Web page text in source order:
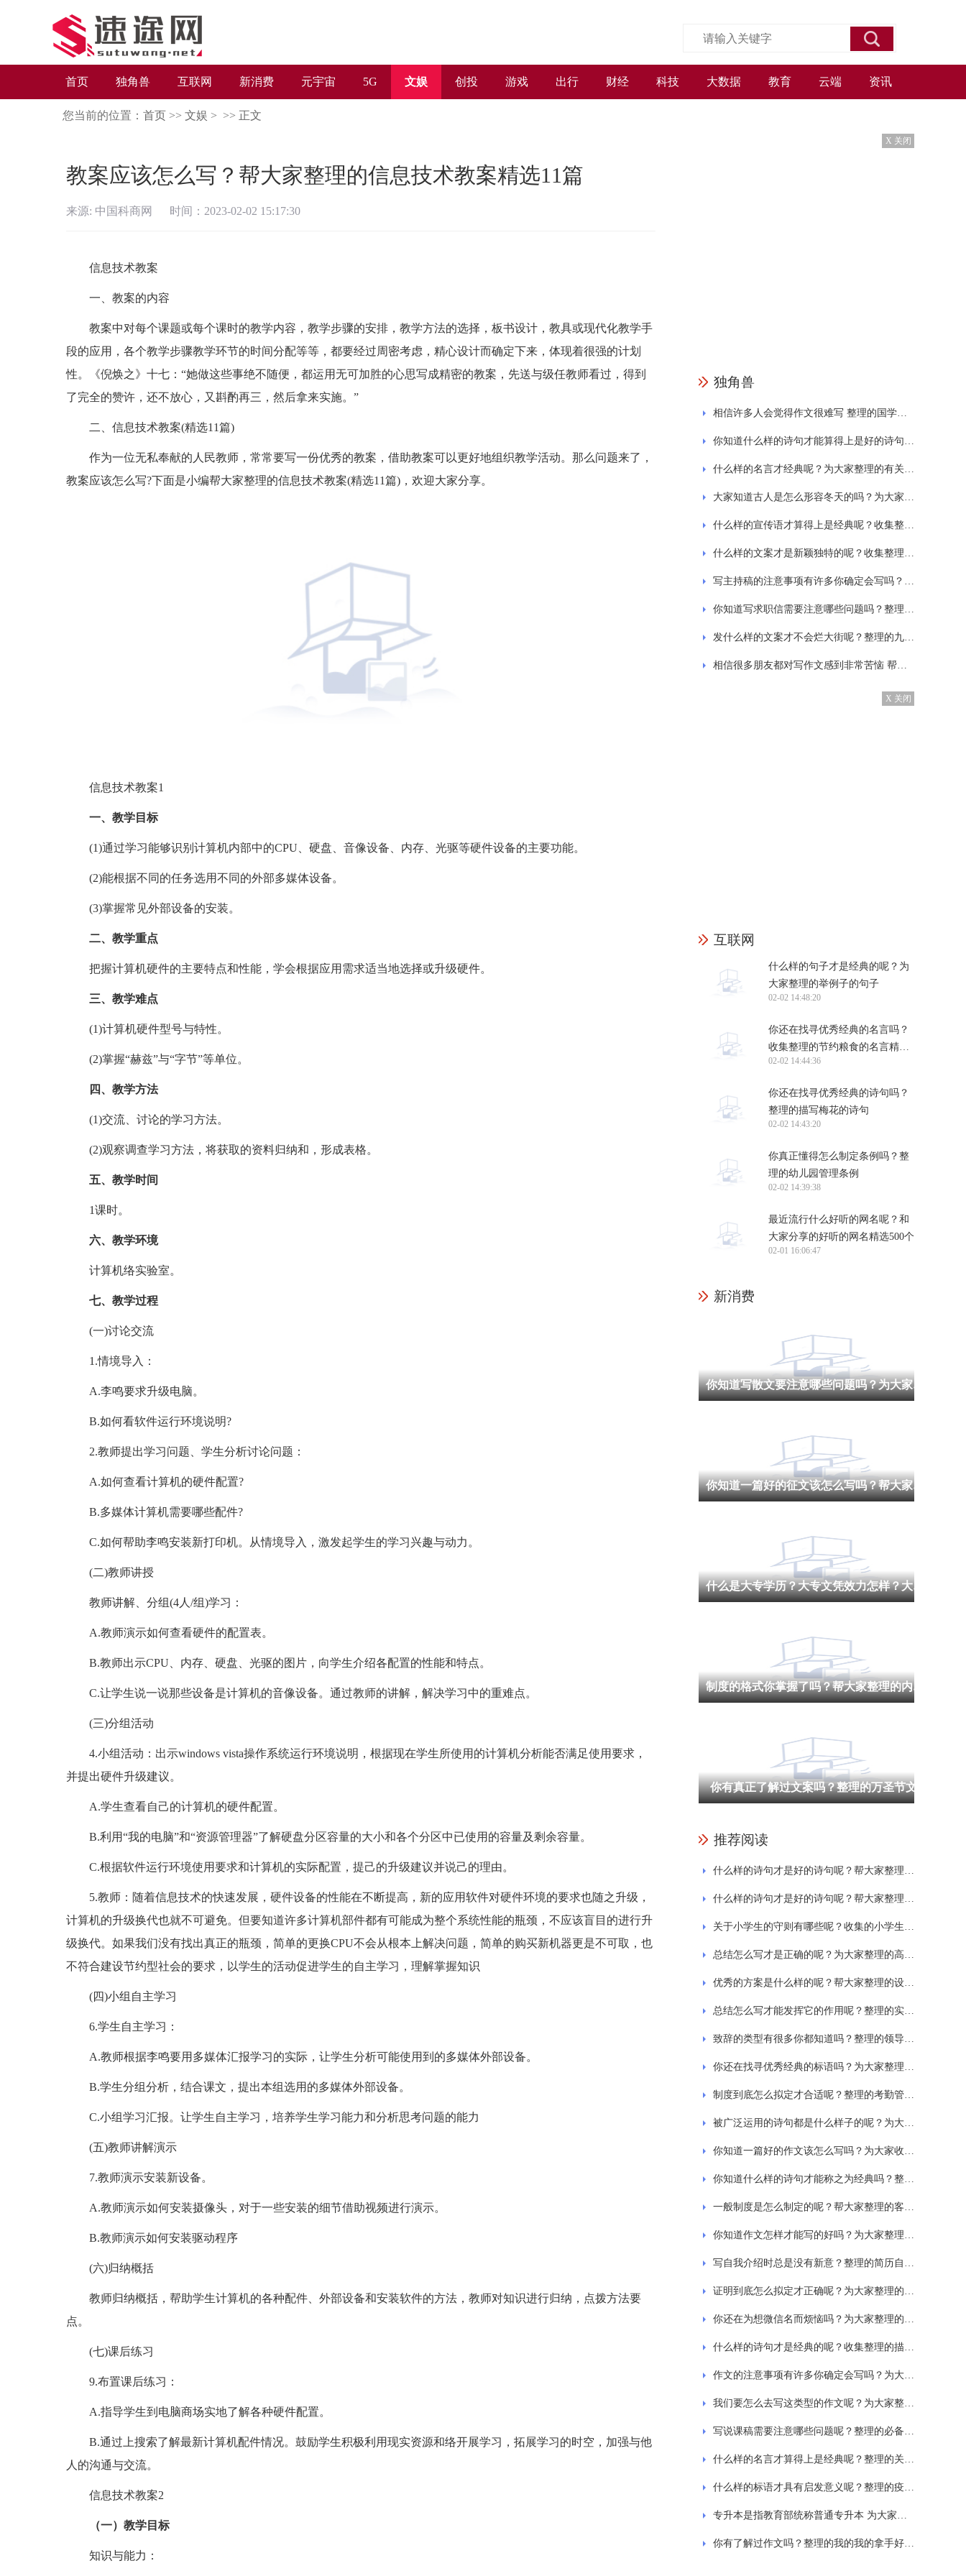
首页 独角兽 互联网 新消费 元宇宙 5G 文娱 创投 游戏 出行 财经 科技 大数据 教育 云端 资讯
您当前的位置： 首页 >> 文娱 > >> 正文
教案应该怎么写？帮大家整理的信息技术教案精选11篇
来源: 中国科商网 时间：2023-02-02 15:17:30
信息技术教案
一、教案的内容
教案中对每个课题或每个课时的教学内容，教学步骤的安排，教学方法的选择，板书设计，教具或现代化教学手
段的应用，各个教学步骤教学环节的时间分配等等，都要经过周密考虑，精心设计而确定下来，体现着很强的计划
性。《倪焕之》十七：“她做这些事绝不随便，都运用无可加胜的心思写成精密的教案，先送与级任教师看过，得到
了完全的赞许，还不放心，又斟酌再三，然后拿来实施。”
二、信息技术教案(精选11篇)
作为一位无私奉献的人民教师，常常要写一份优秀的教案，借助教案可以更好地组织教学活动。那么问题来了，
教案应该怎么写?下面是小编帮大家整理的信息技术教案(精选11篇)，欢迎大家分享。
信息技术教案1
一、教学目标
(1)通过学习能够识别计算机内部中的CPU、硬盘、音像设备、内存、光驱等硬件设备的主要功能。
(2)能根据不同的任务选用不同的外部多媒体设备。
(3)掌握常见外部设备的安装。
二、教学重点
把握计算机硬件的主要特点和性能，学会根据应用需求适当地选择或升级硬件。
三、教学难点
(1)计算机硬件型号与特性。
(2)掌握“赫兹”与“字节”等单位。
四、教学方法
(1)交流、讨论的学习方法。
(2)观察调查学习方法，将获取的资料归纳和，形成表格。
五、教学时间
1课时。
六、教学环境
计算机络实验室。
七、教学过程
(一)讨论交流
1.情境导入：
A.李鸣要求升级电脑。
B.如何看软件运行环境说明?
2.教师提出学习问题、学生分析讨论问题：
A.如何查看计算机的硬件配置?
B.多媒体计算机需要哪些配件?
C.如何帮助李鸣安装新打印机。从情境导入，激发起学生的学习兴趣与动力。
(二)教师讲授
教师讲解、分组(4人/组)学习：
A.教师演示如何查看硬件的配置表。
B.教师出示CPU、内存、硬盘、光驱的图片，向学生介绍各配置的性能和特点。
C.让学生说一说那些设备是计算机的音像设备。通过教师的讲解，解决学习中的重难点。
(三)分组活动
4.小组活动：出示windows vista操作系统运行环境说明，根据现在学生所使用的计算机分析能否满足使用要求，
并提出硬件升级建议。
A.学生查看自己的计算机的硬件配置。
B.利用“我的电脑”和“资源管理器”了解硬盘分区容量的大小和各个分区中已使用的容量及剩余容量。
C.根据软件运行环境使用要求和计算机的实际配置，提己的升级建议并说己的理由。
5.教师：随着信息技术的快速发展，硬件设备的性能在不断提高，新的应用软件对硬件环境的要求也随之升级，
计算机的升级换代也就不可避免。但要知道许多计算机部件都有可能成为整个系统性能的瓶颈，不应该盲目的进行升
级换代。如果我们没有找出真正的瓶颈，简单的更换CPU不会从根本上解决问题，简单的购买新机器更是不可取，也
不符合建设节约型社会的要求，以学生的活动促进学生的自主学习，理解掌握知识
(四)小组自主学习
6.学生自主学习：
A.教师根据李鸣要用多媒体汇报学习的实际，让学生分析可能使用到的多媒体外部设备。
B.学生分组分析，结合课文，提出本组选用的多媒体外部设备。
C.小组学习汇报。让学生自主学习，培养学生学习能力和分析思考问题的能力
(五)教师讲解演示
7.教师演示安装新设备。
A.教师演示如何安装摄像头，对于一些安装的细节借助视频进行演示。
B.教师演示如何安装驱动程序
(六)归纳概括
教师归纳概括，帮助学生计算机的各种配件、外部设备和安装软件的方法，教师对知识进行归纳，点拨方法要
点。
(七)课后练习
9.布置课后练习：
A.指导学生到电脑商场实地了解各种硬件配置。
B.通过上搜索了解最新计算机配件情况。鼓励学生积极利用现实资源和络开展学习，拓展学习的时空，加强与他
人的沟通与交流。
信息技术教案2
（一）教学目标
知识与能力：
X 关闭
独角兽
相信许多人会觉得作文很难写 整理的国学经典诵读作文
你知道什么样的诗句才能算得上是好的诗句吗？为大家整理的西湖的诗句大全
什么样的名言才经典呢？为大家整理的有关劳动的名言
大家知道古人是怎么形容冬天的吗？为大家分享关于冬天的古诗
什么样的宣传语才算得上是经典呢？收集整理的保护环境标语宣传语精选230句
什么样的文案才是新颖独特的呢？收集整理的发抖音的经典文案
写主持稿的注意事项有许多你确定会写吗？为大家整理的简短主持稿通用22篇
你知道写求职信需要注意哪些问题吗？整理的求职信范文通用20篇
发什么样的文案才不会烂大街呢？整理的九月新开始励志文案
相信很多朋友都对写作文感到非常苦恼 帮大家整理的爷爷作文范文
X 关闭
互联网
什么样的句子才是经典的呢？为
大家整理的举例子的句子
02-02 14:48:20
你还在找寻优秀经典的名言吗？
收集整理的节约粮食的名言精选
250句
02-02 14:44:36
你还在找寻优秀经典的诗句吗？
整理的描写梅花的诗句
02-02 14:43:20
你真正懂得怎么制定条例吗？整
理的幼儿园管理条例
02-02 14:39:38
最近流行什么好听的网名呢？和
大家分享的好听的网名精选500个
02-01 16:06:47
新消费
你知道写散文要注意哪些问题吗？为大家整理的经典散文
你知道一篇好的征文该怎么写吗？帮大家整理的校庆的征文
什么是大专学历？大专文凭效力怎样？大专学历求职简历
制度的格式你掌握了吗？帮大家整理的内部控制管理制度通用7篇
你有真正了解过文案吗？整理的万圣节文案
推荐阅读
什么样的诗句才是好的诗句呢？帮大家整理的关于春天的'诗句大全
什么样的诗句才是好的诗句呢？帮大家整理的关于春天的'诗句大全
关于小学生的守则有哪些呢？收集的小学生守则相关内容
总结怎么写才是正确的呢？为大家整理的高中数学知识点总结
优秀的方案是什么样的呢？帮大家整理的设计方案
总结怎么写才能发挥它的作用呢？整理的实训总结范文精选17篇
致辞的类型有很多你都知道吗？整理的领导的致辞
你还在找寻优秀经典的标语吗？为大家整理的森林防火宣传标语
制度到底怎么拟定才合适呢？整理的考勤管理制度
被广泛运用的诗句都是什么样子的呢？为大家整理的有关于描写桂花香的诗句
你知道一篇好的作文该怎么写吗？为大家收集的记一次游戏作文
你知道什么样的诗句才能称之为经典吗？整理的描写冬天的诗句有哪些？
一般制度是怎么制定的呢？帮大家整理的客户关系管理制度通用6篇
你知道作文怎样才能写的好吗？为大家整理的旅行让生活更美好作文
写自我介绍时总是没有新意？整理的简历自我介绍范文通用46篇
证明到底怎么拟定才正确呢？为大家整理的居住证明范本通用10篇
你还在为想微信名而烦恼吗？为大家整理的好听好看的微信名精选450个
什么样的诗句才是经典的呢？收集整理的描写春天的诗句
作文的注意事项有许多你确定会写吗？为大家收集的妈妈的朋友作文
我们要怎么去写这类型的作文呢？为大家整理的如何写议论文
写说课稿需要注意哪些问题呢？整理的必备说课稿范文精选6篇
什么样的名言才算得上是经典呢？整理的关于珍惜时间的名言
什么样的标语才具有启发意义呢？整理的疫情防控宣传标语
专升本是指教育部统称普通专升本 为大家整理专升本需要考哪些科目相关内容
你有了解过作文吗？整理的我的我的拿手好戏作文500字